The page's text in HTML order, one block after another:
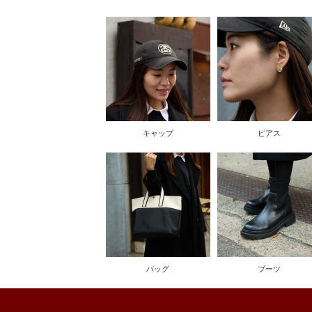
キャップ ピアス
バッグ ブーツ